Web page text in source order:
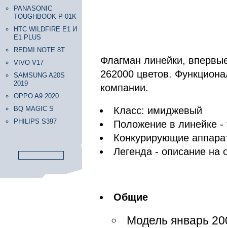
PANASONIC
TOUGHBOOK P-01K
HTC WILDFIRE E1 И
E1 PLUS
REDMI NOTE 8T
VIVO V17
SAMSUNG A20S
2019
OPPO A9 2020
BQ MAGIC S
PHILIPS S397
Флагман линейки,
262000 цветов.
компании.
Класс: имиджевый
Положение в линейке -
Конкурирующие
Легенда - описание на
Общие
Модель январь